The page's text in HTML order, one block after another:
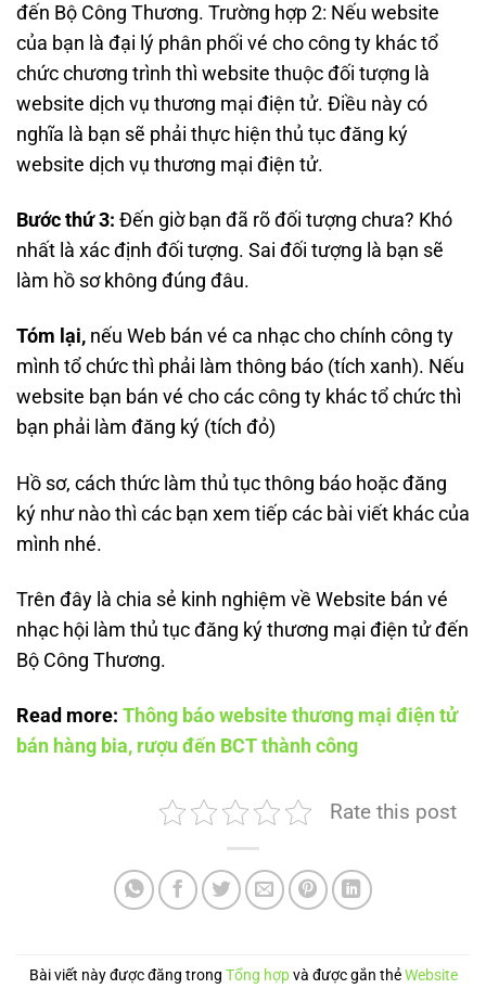
đến Bộ Công Thương. Trường hợp 2: Nếu website
của bạn là đại lý phân phối vé cho công ty khác tổ
chức chương trình thì website thuộc đối tượng là
website dịch vụ thương mại điện tử. Điều này có
nghĩa là bạn sẽ phải thực hiện thủ tục đăng ký
website dịch vụ thương mại điện tử.
Bước thứ 3: Đến giờ bạn đã rõ đối tượng chưa? Khó
nhất là xác định đối tượng. Sai đối tượng là bạn sẽ
làm hồ sơ không đúng đâu.
Tóm lại, nếu Web bán vé ca nhạc cho chính công ty
mình tổ chức thì phải làm thông báo (tích xanh). Nếu
website bạn bán vé cho các công ty khác tổ chức thì
bạn phải làm đăng ký (tích đỏ)
Hồ sơ, cách thức làm thủ tục thông báo hoặc đăng
ký như nào thì các bạn xem tiếp các bài viết khác của
mình nhé.
Trên đây là chia sẻ kinh nghiệm về Website bán vé
nhạc hội làm thủ tục đăng ký thương mại điện tử đến
Bộ Công Thương.
Read more: Thông báo website thương mại điện tử
bán hàng bia, rượu đến BCT thành công
Rate this post
Bài viết này được đăng trong Tổng hợpvà được gắn thẻWebsite